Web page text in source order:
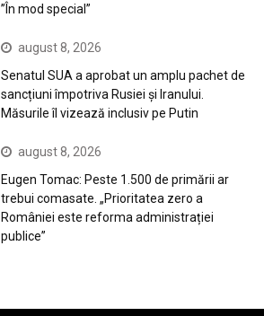
”În mod special”
august 8, 2026
Senatul SUA a aprobat un amplu pachet de
sancțiuni împotriva Rusiei și Iranului.
Măsurile îl vizează inclusiv pe Putin
august 8, 2026
Eugen Tomac: Peste 1.500 de primării ar
trebui comasate. „Prioritatea zero a
României este reforma administrației
publice”